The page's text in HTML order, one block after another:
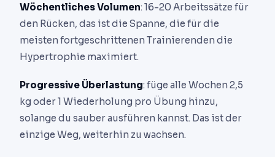
Wöchentliches Volumen: 16-20 Arbeitssätze für
den Rücken, das ist die Spanne, die für die
meisten fortgeschrittenen Trainierenden die
Hypertrophie maximiert.
Progressive Überlastung: füge alle Wochen 2,5
kg oder 1 Wiederholung pro Übung hinzu,
solange du sauber ausführen kannst. Das ist der
einzige Weg, weiterhin zu wachsen.